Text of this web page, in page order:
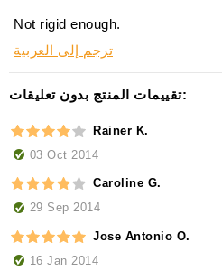
Not rigid enough.
ترجم إلى العربية
تقييمات المنتج بدون تعليقات:
Rainer K.
03 Oct 2014
Caroline G.
29 Sep 2014
Jose Antonio O.
16 Jan 2014